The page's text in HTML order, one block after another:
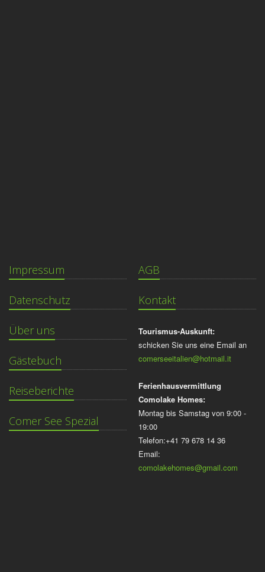
Impressum
Datenschutz
Über uns
Gästebuch
Reiseberichte
Comer See Spezial
AGB
Kontakt
Tourismus-Auskunft:
schicken Sie uns eine Email an
comerseeitalien@hotmail.it
Ferienhausvermittlung
Comolake Homes:
Montag bis Samstag von 9:00 -
19:00
Telefon:+41 79 678 14 36
Email:
comolakehomes@gmail.com